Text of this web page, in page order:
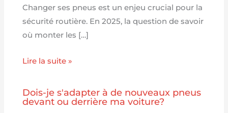
Changer ses pneus est un enjeu crucial pour la
sécurité routière. En 2025, la question de savoir
où monter les […]
Lire la suite »
Dois-je s'adapter à de nouveaux pneus
devant ou derrière ma voiture?